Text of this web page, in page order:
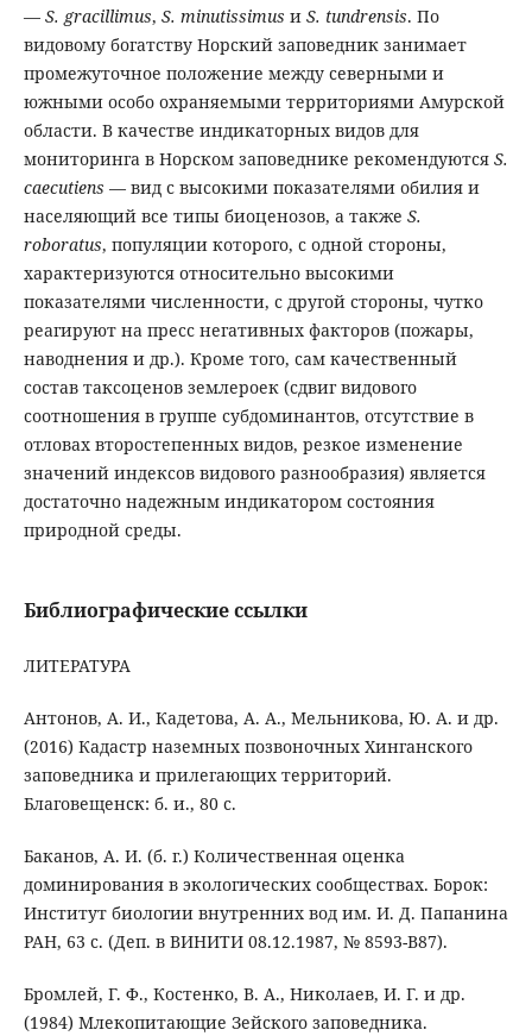
— S. gracillimus, S. minutissimus и S. tundrensis. По
видовому богатству Норский заповедник занимает
промежуточное положение между северными и
южными особо охраняемыми территориями Амурской
области. В качестве индикаторных видов для
мониторинга в Норском заповеднике рекомендуются S.
caecutiens — вид с высокими показателями обилия и
населяющий все типы биоценозов, а также S.
roboratus, популяции которого, с одной стороны,
характеризуются относительно высокими
показателями численности, с другой стороны, чутко
реагируют на пресс негативных факторов (пожары,
наводнения и др.). Кроме того, сам качественный
состав таксоценов землероек (сдвиг видового
соотношения в группе субдоминантов, отсутствие в
отловах второстепенных видов, резкое изменение
значений индексов видового разнообразия) является
достаточно надежным индикатором состояния
природной среды.
Библиографические ссылки
ЛИТЕРАТУРА
Антонов, А. И., Кадетова, А. А., Мельникова, Ю. А. и др.
(2016) Кадастр наземных позвоночных Хинганского
заповедника и прилегающих территорий.
Благовещенск: б. и., 80 с.
Баканов, А. И. (б. г.) Количественная оценка
доминирования в экологических сообществах. Борок:
Институт биологии внутренних вод им. И. Д. Папанина
РАН, 63 с. (Деп. в ВИНИТИ 08.12.1987, № 8593-В87).
Бромлей, Г. Ф., Костенко, В. А., Николаев, И. Г. и др.
(1984) Млекопитающие Зейского заповедника.